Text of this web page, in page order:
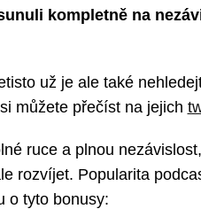
kompletně na
už je ale také
můžete přečíst na jejich
ruce a plnou
rozvíjet. Popularita
o tyto bonusy: